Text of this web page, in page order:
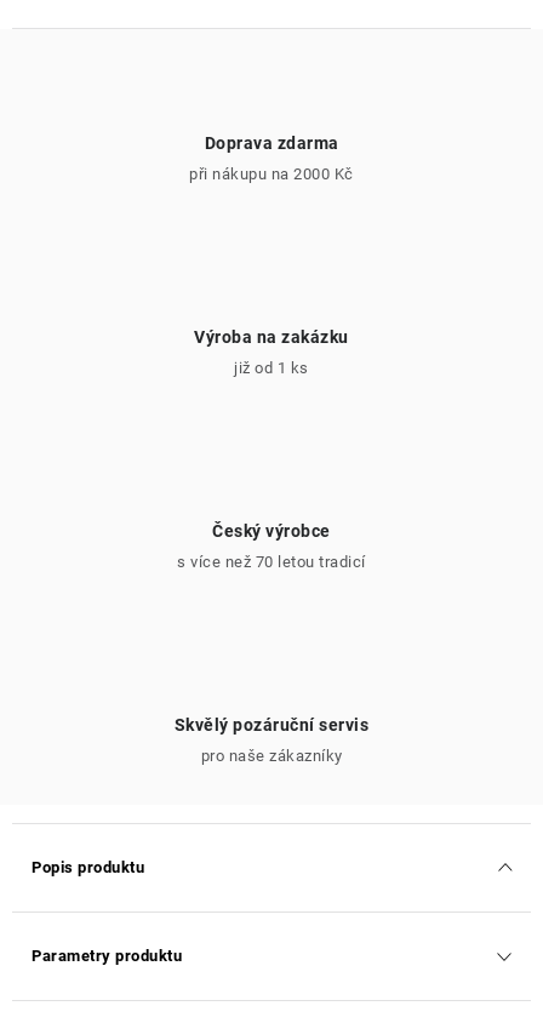
Doprava zdarma
při nákupu na 2000 Kč
Výroba na zakázku
již od 1 ks
Český výrobce
s více než 70 letou tradicí
Skvělý pozáruční servis
pro naše zákazníky
Popis produktu
Parametry produktu